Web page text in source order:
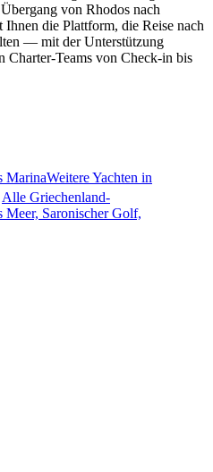
von Rhodos nach
die Plattform, die Reise nach
— mit der Unterstützung
Charter-Teams von Check-in bis
MarinaWeitere Yachten in
Alle Griechenland-
Saronischer Golf,